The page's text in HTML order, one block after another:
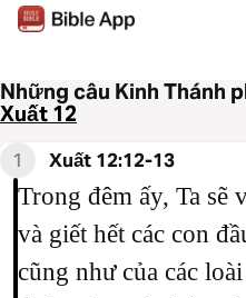
Những câu Kinh Thánh
Xuất 12
1 Xuất 12:12-13
Trong đêm ấy, Ta sẽ
và giết hết các con
cũng như của các